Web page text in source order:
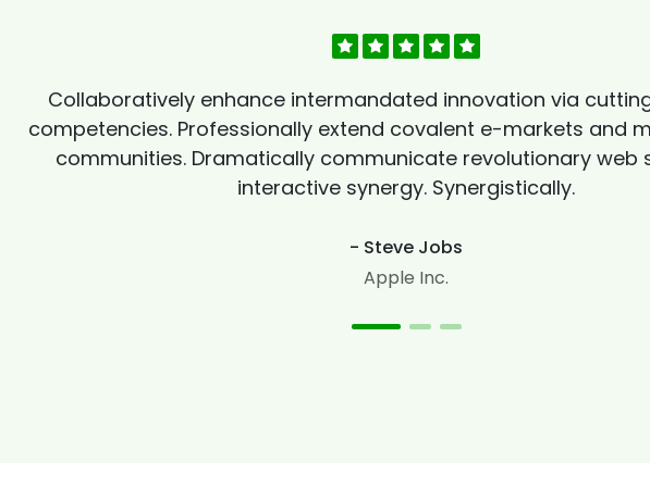
Collaboratively enhance intermandated innovation via
competencies. Professionally extend covalent e-markets and
communities. Dramatically communicate revolutionary web
interactive synergy. Synergistically.
- Steve Jobs
Apple Inc.